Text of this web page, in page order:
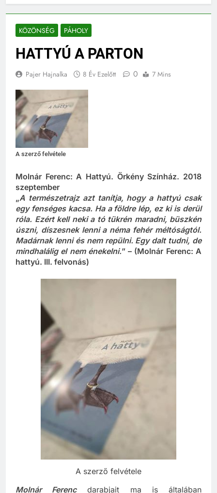
KÖZÖNSÉG PÁHOLY
HATTYÚ A PARTON
Molnár Ferenc: A Hattyú. Örkény Színház. 2018
szeptember
„A természetrajz azt tanítja, hogy a hattyú csak
egy fenséges kacsa. Ha a földre lép, ez ki is derül
róla. Ezért kell neki a tó tükrén maradni, büszkén
úszni, díszesnek lenni a néma fehér méltóságtól.
Madárnak lenni és nem repülni. Egy dalt tudni, de
mindhalálig el nem énekelni.